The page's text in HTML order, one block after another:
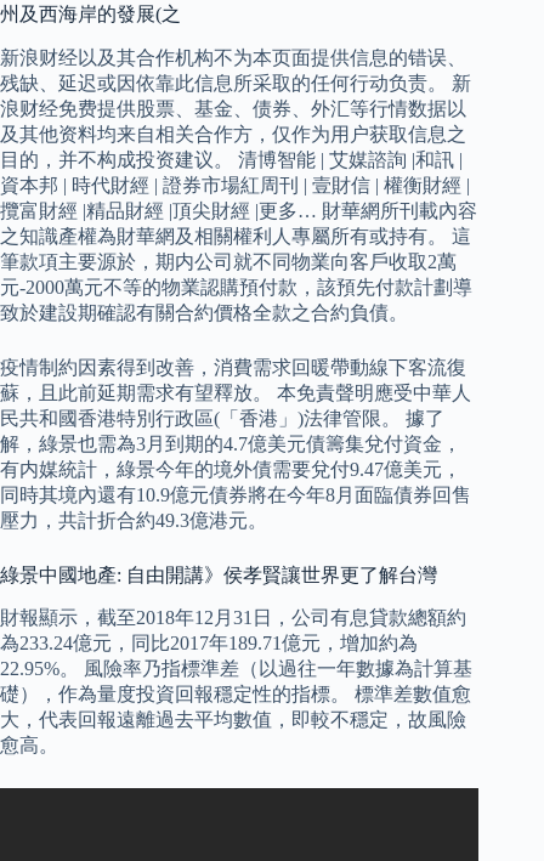
州及西海岸的發展(之
新浪财经以及其合作机构不为本页面提供信息的错误、
残缺、延迟或因依靠此信息所采取的任何行动负责。 新
浪财经免费提供股票、基金、债券、外汇等行情数据以
及其他资料均来自相关合作方，仅作为用户获取信息之
目的，并不构成投资建议。 清博智能 | 艾媒諮詢 |和訊 |
資本邦 | 時代財經 | 證券市場紅周刊 | 壹財信 | 權衡財經 |
攬富財經 |精品財經 |頂尖財經 |更多… 財華網所刊載內容
之知識產權為財華網及相關權利人專屬所有或持有。 這
筆款項主要源於，期内公司就不同物業向客戶收取2萬
元-2000萬元不等的物業認購預付款，該預先付款計劃導
致於建設期確認有關合約價格全款之合約負債。
疫情制約因素得到改善，消費需求回暖帶動線下客流復
蘇，且此前延期需求有望釋放。 本免責聲明應受中華人
民共和國香港特別行政區(「香港」)法律管限。 據了
解，綠景也需為3月到期的4.7億美元債籌集兌付資金，
有内媒統計，綠景今年的境外債需要兌付9.47億美元，
同時其境內還有10.9億元債券將在今年8月面臨債券回售
壓力，共計折合約49.3億港元。
綠景中國地產: 自由開講》侯孝賢讓世界更了解台灣
財報顯示，截至2018年12月31日，公司有息貸款總額約
為233.24億元，同比2017年189.71億元，增加約為
22.95%。 風險率乃指標準差（以過往一年數據為計算基
礎），作為量度投資回報穩定性的指標。 標準差數值愈
大，代表回報遠離過去平均數值，即較不穩定，故風險
愈高。